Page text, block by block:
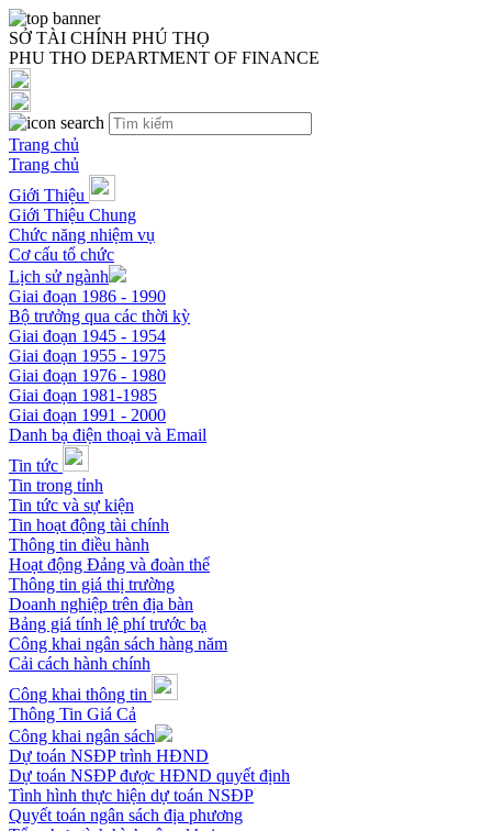
SỞ TÀI CHÍNH PHÚ THỌ
PHU THO DEPARTMENT OF FINANCE
Trang chủ
Trang chủ
Giới Thiệu
Giới Thiệu Chung
Chức năng nhiệm vụ
Cơ cấu tổ chức
Lịch sử ngành
Giai đoạn 1986 - 1990
Bộ trưởng qua các thời kỳ
Giai đoạn 1945 - 1954
Giai đoạn 1955 - 1975
Giai đoạn 1976 - 1980
Giai đoạn 1981-1985
Giai đoạn 1991 - 2000
Danh bạ điện thoại và Email
Tin tức
Tin trong tỉnh
Tin tức và sự kiện
Tin hoạt động tài chính
Thông tin điều hành
Hoạt động Đảng và đoàn thể
Thông tin giá thị trường
Doanh nghiệp trên địa bàn
Bảng giá tính lệ phí trước bạ
Công khai ngân sách hàng năm
Cải cách hành chính
Công khai thông tin
Thông Tin Giá Cả
Công khai ngân sách
Dự toán NSĐP trình HĐND
Dự toán NSĐP được HĐND quyết định
Tình hình thực hiện dự toán NSĐP
Quyết toán ngân sách địa phương